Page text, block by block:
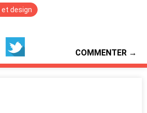
et design
COMMENTER →